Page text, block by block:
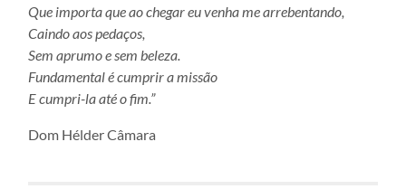
Que importa que ao chegar eu venha me arrebentando,
Caindo aos pedaços,
Sem aprumo e sem beleza.
Fundamental é cumprir a missão
E cumpri-la até o fim.”
Dom Hélder Câmara